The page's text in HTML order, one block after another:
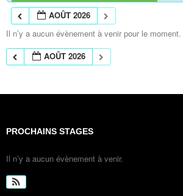
AOÛT 2026
Il n’y a aucun évènement à venir pour le moment.
AOÛT 2026
PROCHAINS STAGES
Il n’y a aucun évènement à venir.